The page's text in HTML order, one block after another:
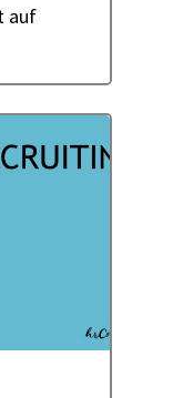
auf